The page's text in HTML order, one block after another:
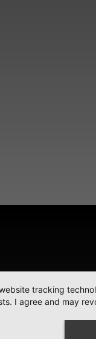
tracking
I agree and may